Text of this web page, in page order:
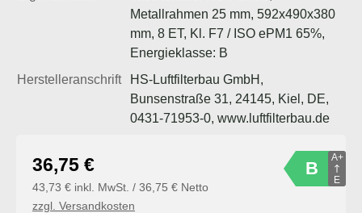
Metallrahmen 25 mm, 592x490x380
mm, 8 ET, Kl. F7 / ISO ePM1 65%,
Energieklasse: B
Herstelleranschrift
HS-Luftfilterbau GmbH,
Bunsenstraße 31, 24145, Kiel, DE,
0431-71953-0, www.luftfilterbau.de
Regulärer Preis:
36,75 €
43,73 € inkl. MwSt. / 36,75 € Netto
zzgl. Versandkosten
B
A+
E